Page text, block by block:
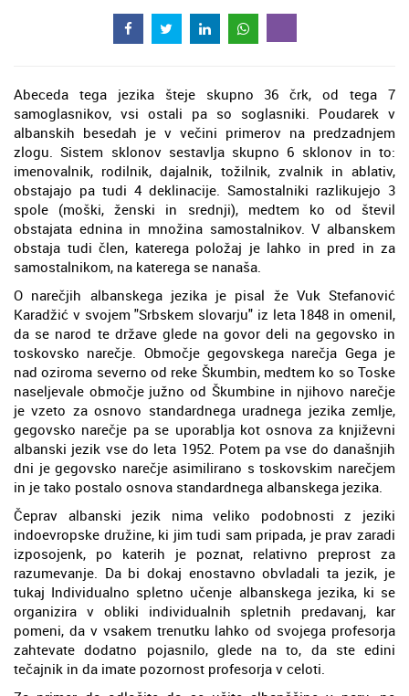
Abeceda tega jezika šteje skupno 36 črk, od tega 7
samoglasnikov, vsi ostali pa so soglasniki. Poudarek v
albanskih besedah je v večini primerov na predzadnjem
zlogu. Sistem sklonov sestavlja skupno 6 sklonov in to:
imenovalnik, rodilnik, dajalnik, tožilnik, zvalnik in ablativ,
obstajajo pa tudi 4 deklinacije. Samostalniki razlikujejo 3
spole (moški, ženski in srednji), medtem ko od števil
obstajata ednina in množina samostalnikov. V albanskem
obstaja tudi člen, katerega položaj je lahko in pred in za
samostalnikom, na katerega se nanaša.
O narečjih albanskega jezika je pisal že Vuk Stefanović
Karadžić v svojem "Srbskem slovarju" iz leta 1848 in omenil,
da se narod te države glede na govor deli na gegovsko in
toskovsko narečje. Območje gegovskega narečja Gega je
nad oziroma severno od reke Škumbin, medtem ko so Toske
naseljevale območje južno od Škumbine in njihovo narečje
je vzeto za osnovo standardnega uradnega jezika zemlje,
gegovsko narečje pa se uporablja kot osnova za književni
albanski jezik vse do leta 1952. Potem pa vse do današnjih
dni je gegovsko narečje asimilirano s toskovskim narečjem
in je tako postalo osnova standardnega albanskega jezika.
Čeprav albanski jezik nima veliko podobnosti z jeziki
indoevropske družine, ki jim tudi sam pripada, je prav zaradi
izposojenk, po katerih je poznat, relativno preprost za
razumevanje. Da bi dokaj enostavno obvladali ta jezik, je
tukaj Individualno spletno učenje albanskega jezika, ki se
organizira v obliki individualnih spletnih predavanj, kar
pomeni, da v vsakem trenutku lahko od svojega profesorja
zahtevate dodatno pojasnilo, glede na to, da ste edini
tečajnik in da imate pozornost profesorja v celoti.